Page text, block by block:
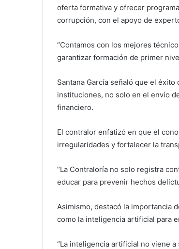
oferta formativa y ofrecer
corrupción, con el apoyo de
“Contamos con los mejores
garantizar formación de primer
Santana García señaló que el
instituciones, no solo en el envío
financiero.
El contralor enfatizó en que el
irregularidades y fortalecer la
“La Contraloría no solo registra
educar para prevenir hechos
Asimismo, destacó la importancia
como la inteligencia artificial para
“La inteligencia artificial no viene